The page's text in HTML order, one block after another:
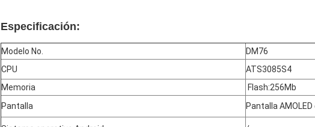
Especificación:
Modelo No.
DM76
CPU
ATS3085S4
Memoria
Flash:256Mb
Pantalla
Pantalla